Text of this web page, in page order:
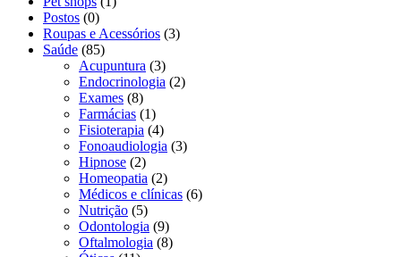
Postos (0)
Roupas e Acessórios (3)
Saúde (85)
Acupuntura (3)
Endocrinologia (2)
Exames (8)
Farmácias (1)
Fisioterapia (4)
Fonoaudiologia (3)
Hipnose (2)
Homeopatia (2)
Médicos e clínicas (6)
Nutrição (5)
Odontologia (9)
Oftalmologia (8)